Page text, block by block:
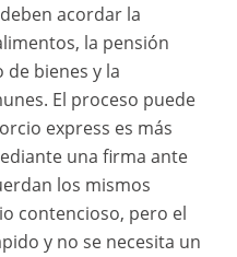
acordar la
la pensión
bienes y la
El proceso puede
express es más
una firma ante
los mismos
contencioso, pero el
y no se necesita un